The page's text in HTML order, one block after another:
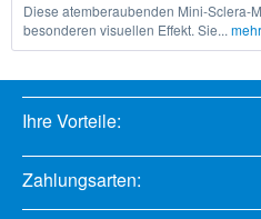
Diese atemberaubenden Mini-Sclera-
besonderen visuellen Effekt. Sie... mehr
Ihre Vorteile:
Zahlungsarten: